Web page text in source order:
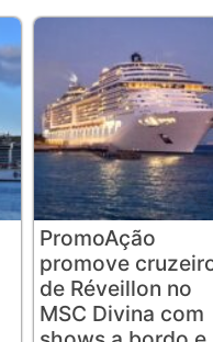
PromoAção
promove
de Réveillon no
MSC Divina com